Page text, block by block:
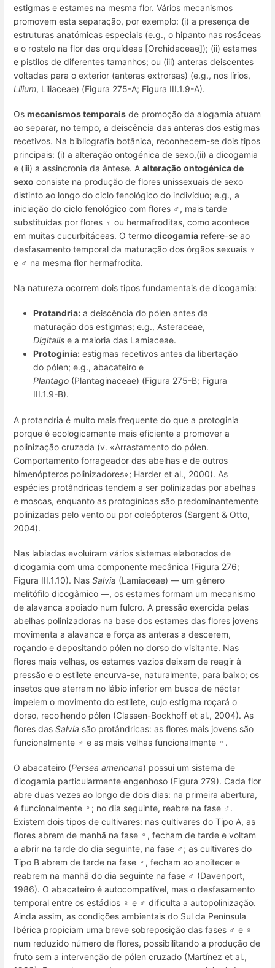
estigmas e estames na mesma flor. Vários mecanismos
promovem esta separação, por exemplo: (i) a presença de
estruturas anatómicas especiais (e.g., o hipanto nas rosáceas
e o rostelo na flor das orquídeas [Orchidaceae]); (ii) estames
e pistilos de diferentes tamanhos; ou (iii) anteras deiscentes
voltadas para o exterior (anteras extrorsas) (e.g., nos lírios,
Lilium, Liliaceae) (Figura 275-A; Figura III.1.9-A).
Os mecanismos temporais de promoção da alogamia atuam
ao separar, no tempo, a deiscência das anteras dos estigmas
recetivos. Na bibliografia botânica, reconhecem-se dois tipos
principais: (i) a alteração ontogénica de sexo,(ii) a dicogamia
e (iii) a assincronia da ântese. A alteração ontogénica de
sexo consiste na produção de flores unissexuais de sexo
distinto ao longo do ciclo fenológico do indivíduo; e.g., a
iniciação do ciclo fenológico com flores ♂, mais tarde
substituídas por flores ♀ ou hermafroditas, como acontece
em muitas cucurbitáceas. O termo dicogamia refere-se ao
desfasamento temporal da maturação dos órgãos sexuais ♀
e ♂ na mesma flor hermafrodita.
Na natureza ocorrem dois tipos fundamentais de dicogamia:
Protandria: a deiscência do pólen antes da
maturação dos estigmas; e.g., Asteraceae,
Digitalis e a maioria das Lamiaceae.
Protoginia: estigmas recetivos antes da libertação
do pólen; e.g., abacateiro e
Plantago (Plantaginaceae) (Figura 275-B; Figura
III.1.9-B).
A protandria é muito mais frequente do que a protoginia
porque é ecologicamente mais eficiente a promover a
polinização cruzada (v. «Arrastamento do pólen.
Comportamento forrageador das abelhas e de outros
himenópteros polinizadores»; Harder et al., 2000). As
espécies protândricas tendem a ser polinizadas por abelhas
e moscas, enquanto as protogínicas são predominantemente
polinizadas pelo vento ou por coleópteros (Sargent & Otto,
2004).
Nas labiadas evoluíram vários sistemas elaborados de
dicogamia com uma componente mecânica (Figura 276;
Figura III.1.10). Nas Salvia (Lamiaceae) — um género
melitófilo dicogâmico —, os estames formam um mecanismo
de alavanca apoiado num fulcro. A pressão exercida pelas
abelhas polinizadoras na base dos estames das flores jovens
movimenta a alavanca e força as anteras a descerem,
roçando e depositando pólen no dorso do visitante. Nas
flores mais velhas, os estames vazios deixam de reagir à
pressão e o estilete encurva-se, naturalmente, para baixo; os
insetos que aterram no lábio inferior em busca de néctar
impelem o movimento do estilete, cujo estigma roçará o
dorso, recolhendo pólen (Classen-Bockhoff et al., 2004). As
flores das Salvia são protândricas: as flores mais jovens são
funcionalmente ♂ e as mais velhas funcionalmente ♀.
O abacateiro (Persea americana) possui um sistema de
dicogamia particularmente engenhoso (Figura 279). Cada flor
abre duas vezes ao longo de dois dias: na primeira abertura,
é funcionalmente ♀; no dia seguinte, reabre na fase ♂.
Existem dois tipos de cultivares: nas cultivares do Tipo A, as
flores abrem de manhã na fase ♀, fecham de tarde e voltam
a abrir na tarde do dia seguinte, na fase ♂; as cultivares do
Tipo B abrem de tarde na fase ♀, fecham ao anoitecer e
reabrem na manhã do dia seguinte na fase ♂ (Davenport,
1986). O abacateiro é autocompatível, mas o desfasamento
temporal entre os estádios ♀ e ♂ dificulta a autopolinização.
Ainda assim, as condições ambientais do Sul da Península
Ibérica propiciam uma breve sobreposição das fases ♂ e ♀
num reduzido número de flores, possibilitando a produção de
fruto sem a intervenção de pólen cruzado (Martínez et al.,